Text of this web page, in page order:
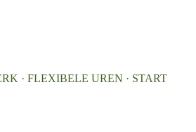
· FLEXIBELE UREN · START